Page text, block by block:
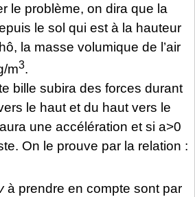
le problème, on dira que la
le sol qui est à la hauteur
la masse volumique de l’air
m3.
bille subira des forces durant
le haut et du haut vers le
une accélération et si a>0
On le prouve par la relation :
à prendre en compte sont par